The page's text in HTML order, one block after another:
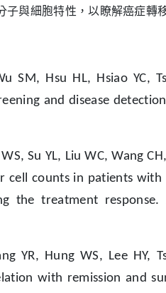
與細胞特性，以瞭解癌症轉
SM, Hsu HL, Hsiao YC,
and disease
Su YL, Liu WC, Wang
cell counts in patients
the treatment response.
YR, Hung WS, Lee HY,
with remission and